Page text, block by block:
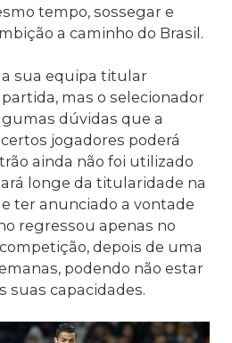
tempo, sossegar e
a caminho do Brasil.
sua equipa titular
mas o selecionador
dúvidas que a
jogadores poderá
ainda não foi utilizado
longe da titularidade na
ter anunciado a vontade
regressou apenas no
depois de uma
podendo não estar
suas capacidades.